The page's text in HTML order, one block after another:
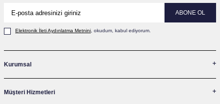
ABONE OL
Elektronik İleti Aydınlatma Metni‌ni, okudum, kabul ediyorum.
Kurumsal
Müşteri Hizmetleri